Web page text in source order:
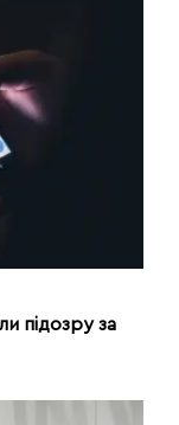
підозру за